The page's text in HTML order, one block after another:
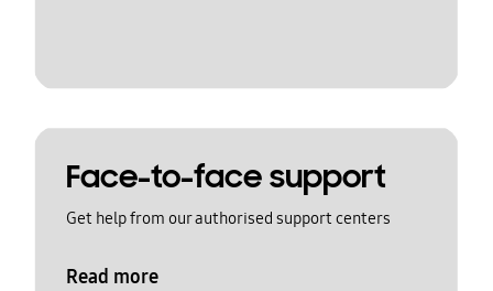
Face-to-face support
Get help from our authorised support centers
Read more